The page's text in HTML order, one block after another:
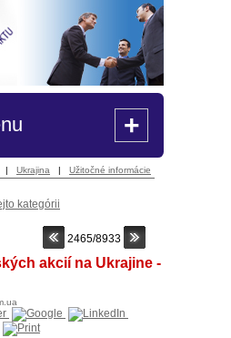
+
| Ukrajina | Užitočné informácie
kategórii
2465/8933
akcií na Ukrajine -